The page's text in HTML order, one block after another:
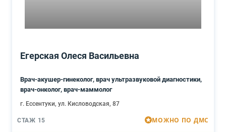
Егерская Олеся Васильевна
Врач-акушер-гинеколог, врач ультразвуковой диагностики,
врач-онколог, врач-маммолог
г. Ессентуки, ул. Кисловодская, 87
СТАЖ 15 МОЖНО ПО ДМС